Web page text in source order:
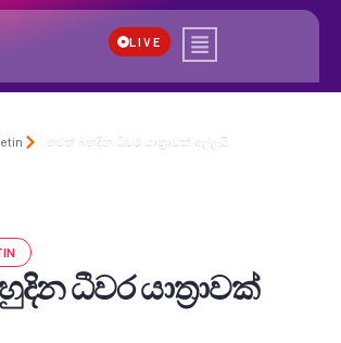
LIVE
තවත් බහුදින ධීවර යාත්‍රාවක් අල්ලයි
ධීවර යාත්‍රාවක්